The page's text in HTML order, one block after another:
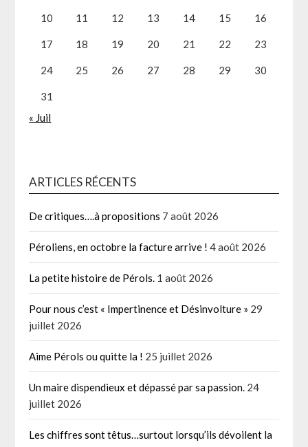
10 11 12 13 14 15 16
17 18 19 20 21 22 23
24 25 26 27 28 29 30
31
« Juil
ARTICLES RÉCENTS
De critiques….à propositions 7 août 2026
Péroliens, en octobre la facture arrive ! 4 août 2026
La petite histoire de Pérols. 1 août 2026
Pour nous c’est « Impertinence et Désinvolture » 29
juillet 2026
Aime Pérols ou quitte la ! 25 juillet 2026
Un maire dispendieux et dépassé par sa passion. 24
juillet 2026
Les chiffres sont têtus…surtout lorsqu’ils dévoilent la